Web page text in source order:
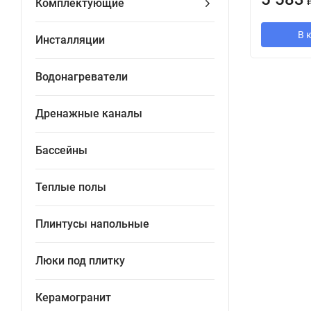
Комплектующие
Инсталляции
Водонагреватели
Дренажные каналы
Бассейны
Теплые полы
Плинтусы напольные
Люки под плитку
Керамогранит
В